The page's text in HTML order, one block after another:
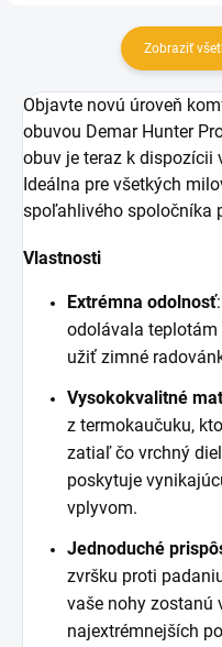
Zobraziť
Objavte novú úroveň
obuvou Demar Hunter
obuv je teraz k dispozícii
Ideálna pre všetkých
spoľahlivého spoločníka
Vlastnosti
Extrémna odolnosť
odolávala teplotám
užiť zimné
Vysokokvalitné
z termokaučuku,
zatiaľ čo vrchný
poskytuje
vplyvom.
Jednoduché
zvršku proti
vaše nohy zostanú
najextrémnejších